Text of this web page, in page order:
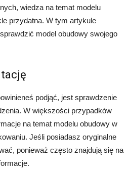
wiedza na temat modelu
przydatna. W tym artykule
model obudowy swojego
podjąć, jest sprawdzenie
W większości przypadków
na temat modelu obudowy w
Jeśli posiadasz oryginalne
ponieważ często znajdują się na